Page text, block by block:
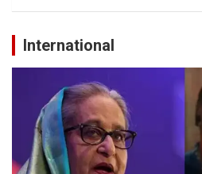
International